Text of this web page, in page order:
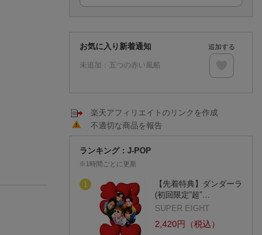
お気に入り新着通知
未追加： 五つの赤い風船
追加する
楽天アフィリエイトのリンクを作成
不適切な商品を報告
ランキング：J-POP
※1時間ごとに更新
1
【先着特典】ダンダーラ
(初回限定”超”…
SUPER EIGHT
2,420円（税込）